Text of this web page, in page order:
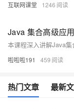
互联网课堂 1246
啦啦啦191 459
热门文章 最新